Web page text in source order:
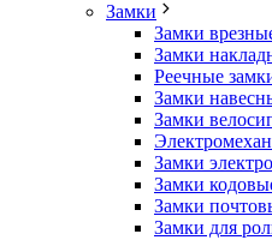
Замки
Замки
Замки
Реечные
Замки
Замки
Замки
Замки
Замки
Замки для